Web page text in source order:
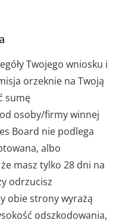
Twojego wniosku i
orzeknie na Twoją
sumę
osoby/firmy winnej
Board nie podlega
albo
masz tylko 28 dni na
odrzucisz
obie strony wyrażą
odszkodowania,